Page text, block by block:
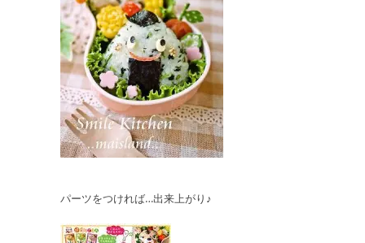
パーツをつければ…出来上がり♪